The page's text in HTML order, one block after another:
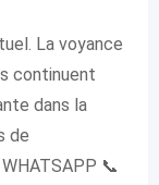
La voyance
continuent
dans la
de
📞